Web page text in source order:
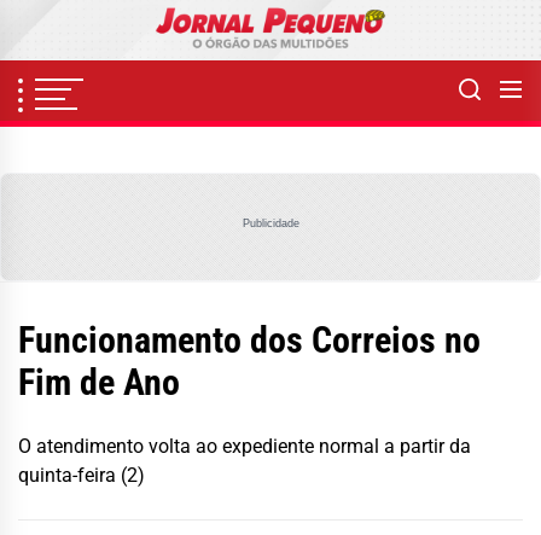
content
Publicidade
Funcionamento dos Correios no
Fim de Ano
O atendimento volta ao expediente normal a partir da
quinta-feira (2)